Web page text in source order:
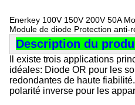
Enerkey 100V 150V 200V 50A
Module de diode Protection anti-
Description du
Il existe trois applications
idéales: Diode OR pour les
redondantes de haute
polarité inverse pour les